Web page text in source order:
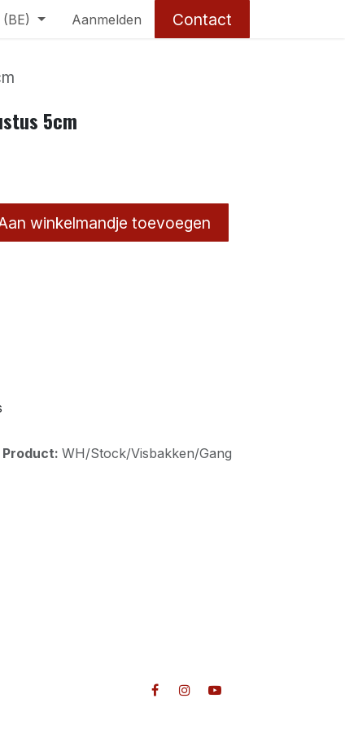
Aanmelden Contact
5cm
winkelmandje toevoegen
Product: WH/Stock/Visbakken/Gang